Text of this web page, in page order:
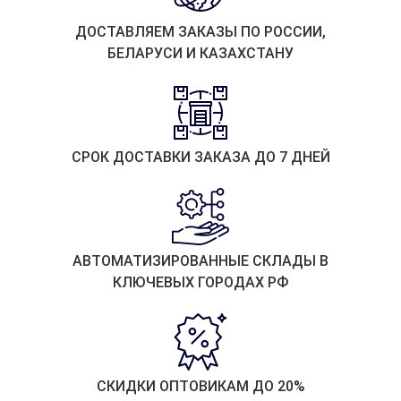
ДОСТАВЛЯЕМ ЗАКАЗЫ ПО РОССИИ,
БЕЛАРУСИ И КАЗАХСТАНУ
СРОК ДОСТАВКИ ЗАКАЗА ДО 7 ДНЕЙ
АВТОМАТИЗИРОВАННЫЕ СКЛАДЫ В
КЛЮЧЕВЫХ ГОРОДАХ РФ
СКИДКИ ОПТОВИКАМ ДО 20%